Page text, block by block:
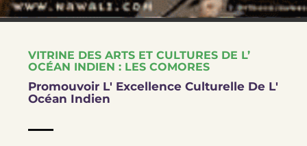
VITRINE DES ARTS ET CULTURES DE L’
OCÉAN INDIEN : LES COMORES
Promouvoir L' Excellence Culturelle De L'
Océan Indien